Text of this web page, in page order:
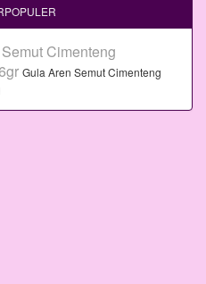
Cimenteng
Gula Aren Semut Cimenteng